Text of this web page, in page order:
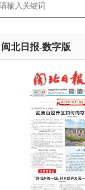
闽北日报-数字版